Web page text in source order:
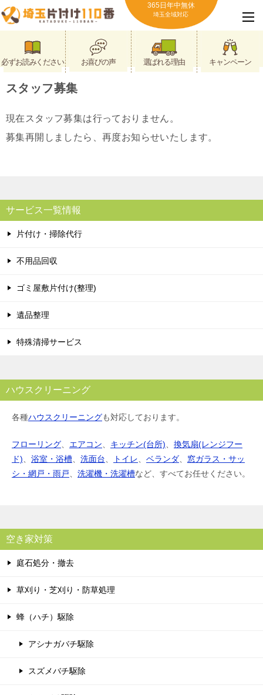
365日年中無休
埼玉全域対応
必ずお読みください お喜びの声 選ばれる理由 キャンペーン
スタッフ募集
現在スタッフ募集は行っておりません。
募集再開しましたら、再度お知らせいたします。
サービス一覧情報
片付け・掃除代行
不用品回収
ゴミ屋敷片付け(整理)
遺品整理
特殊清掃サービス
ハウスクリーニング
各種ハウスクリーニングも対応しております。
フローリング エアコン キッチン(台所)
換気扇(レンジフー
ド)
浴室・浴槽 洗面台 トイレ ベランダ
窓ガラス・サッ
シ・網戸・雨戸
洗濯機・洗濯槽など、すべてお任せください。
空き家対策
庭石処分・撤去
草刈り・芝刈り・防草処理
蜂（ハチ）駆除
アシナガバチ駆除
スズメバチ駆除